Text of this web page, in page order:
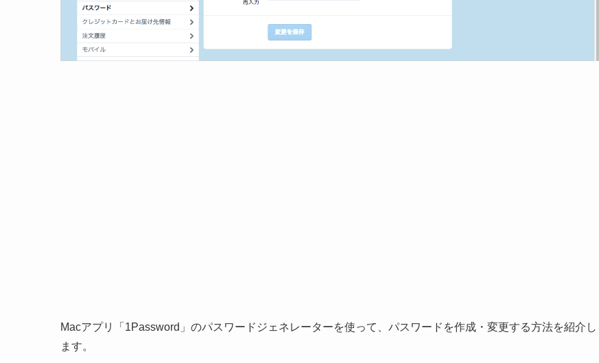
Macアプリ「1Password」のパスワードジェネレーターを使って、パスワードを作成・変更する方法を紹介し
ます。